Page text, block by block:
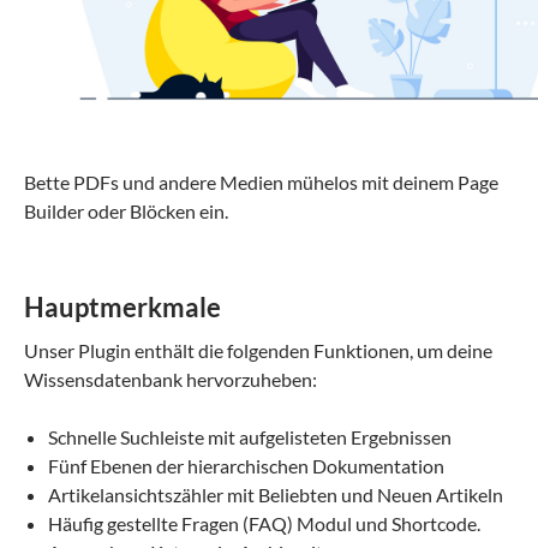
Bette PDFs und andere Medien mühelos mit deinem Page
Builder oder Blöcken ein.
Hauptmerkmale
Unser Plugin enthält die folgenden Funktionen, um deine
Wissensdatenbank hervorzuheben:
Schnelle Suchleiste mit aufgelisteten Ergebnissen
Fünf Ebenen der hierarchischen Dokumentation
Artikelansichtszähler mit Beliebten und Neuen Artikeln
Häufig gestellte Fragen (FAQ) Modul und Shortcode.